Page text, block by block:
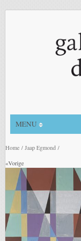
MENU
Home /Jaap Egmond /
«Vorige